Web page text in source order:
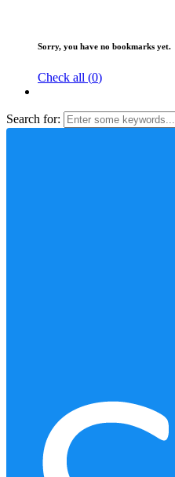
Sorry, you have no bookmarks yet.
Check all (0)
Search for: